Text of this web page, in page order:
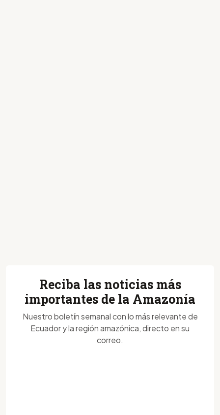
Reciba las noticias más
importantes de la Amazonía
Nuestro boletín semanal con lo más relevante de
Ecuador y la región amazónica, directo en su
correo.